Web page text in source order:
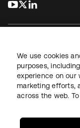
s’ouvre dans un
s’ouvre dans
JuridiquePolitique de
Conditions
Paramètres des
We use cookies
purposes,
experience on our
marketing efforts,
across the web.